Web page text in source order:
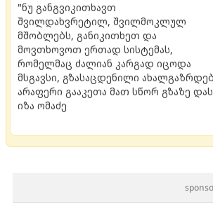
"ნუ განგვიკითხავთ
შვილდახვრეტილ, შვილმოკლულ
მშობლებს, განიკითხეთ და
მოვთხოვოთ ერთად სისტემას,
რომელმაც ძალიან კარგად იცოდა
მსგავსი, გზასაცდენილი
არაფერი გააკეთა მათ სწორ გზაზე
იზა ომაძე